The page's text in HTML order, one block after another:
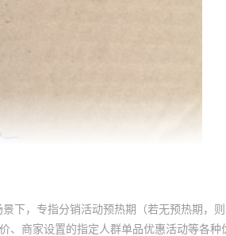
下，专指分销活动预热期（若无预热期，
商家设置的指定人群单品优惠活动等各